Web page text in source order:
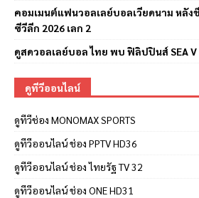
คอมเมนต์แฟนวอลเลย์บอลเวียดนาม หลัง
ซีวีลีก 2026 เลก 2
ดูสดวอลเลย์บอล ไทย พบ ฟิลิปปินส์ SEA V
ดูทีวีออนไลน์
ดูทีวีช่อง MONOMAX SPORTS
ดูทีวีออนไลน์ ช่อง PPTV HD36
ดูทีวีออนไลน์ ช่อง ไทยรัฐ TV 32
ดูทีวีออนไลน์ ช่อง ONE HD31